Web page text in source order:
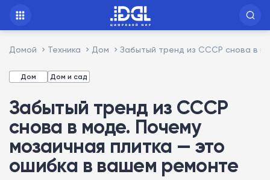
Домой Техника Дом Забытый тренд из СССР снова в
Дом Дом и сад
Забытый тренд из СССР
снова в моде. Почему
мозаичная плитка — это
ошибка в вашем ремонте